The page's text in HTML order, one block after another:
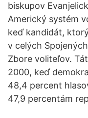
biskupov
Americký systém
keď kandidát,
v celých
Zbore voliteľov.
2000, keď
48,4 percent
47,9 percentám